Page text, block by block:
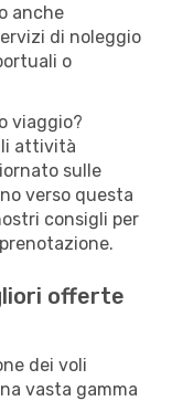
anche
di noleggio
o
viaggio?
attività
sulle
verso questa
consigli per
offerte
dei voli
vasta gamma